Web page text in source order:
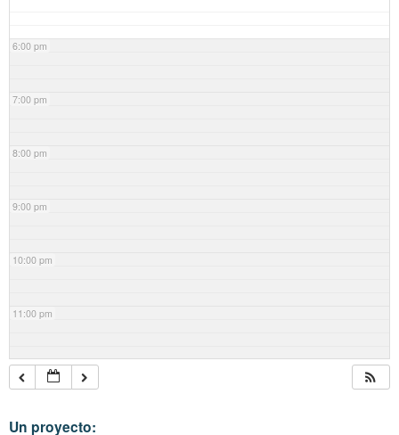
6:00 pm
7:00 pm
8:00 pm
9:00 pm
10:00 pm
11:00 pm
Un proyecto: